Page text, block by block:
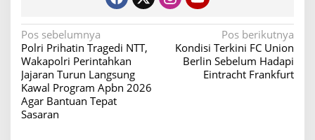
N
a
v
i
g
Pos sebelumnya
Polri Prihatin Tragedi NTT,
Wakapolri Perintahkan
Jajaran Turun Langsung
Kawal Program Apbn 2026
Agar Bantuan Tepat
Sasaran
Pos berikutnya
Kondisi Terkini FC Union
Berlin Sebelum Hadapi
Eintracht Frankfurt